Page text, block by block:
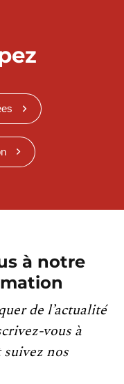
à notre
de l’actualité
vous à
nos